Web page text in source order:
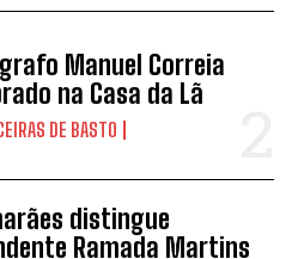
Manuel Correia
na Casa da Lã
DE BASTO
distingue
Ramada Martins